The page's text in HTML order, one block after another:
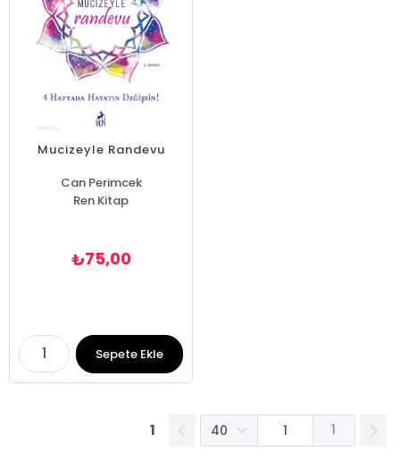
Mucizeyle Randevu
Can Perimcek
Ren Kitap
₺75,00
Sepete Ekle
1 1